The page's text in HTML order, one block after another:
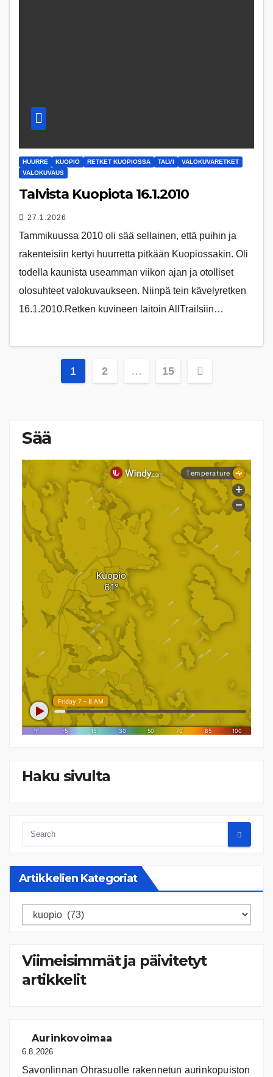
HUURRE KUOPIO RETKET KUOPIOSSA TALVI
VALOKUVARETKET
VALOKUVAUS
Talvista Kuopiota 16.1.2010
27.1.2026
Tammikuussa 2010 oli sää sellainen, että puihin ja
rakenteisiin kertyi huurretta pitkään Kuopiossakin. Oli
todella kaunista useamman viikon ajan ja otolliset
olosuhteet valokuvaukseen. Niinpä tein kävelyretken
16.1.2010.Retken kuvineen laitoin AllTrailsiin…
Artikkelien
1 2 … 15
Sää
Haku sivulta
Artikkelien Kategoriat
Artikkelien
Viimeisimmät ja päivitetyt
artikkelit
Aurinkovoimaa
6.8.2026
Savonlinnan Ohrasuolle rakennetun aurinkopuiston